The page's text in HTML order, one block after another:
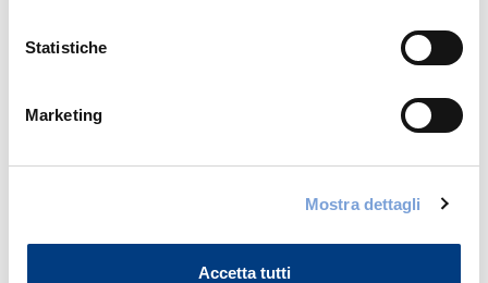
Statistiche
Marketing
Mostra dettagli
Accetta tutti
Manila
Giappone